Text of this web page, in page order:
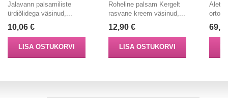
Jalavann palsamiliste
ürdiõlidega väsinud,...
10,06 €
LISA OSTUKORVI
Roheline palsam Kergelt
rasvane kreem väsinud,...
12,90 €
LISA OSTUKORVI
Aletta